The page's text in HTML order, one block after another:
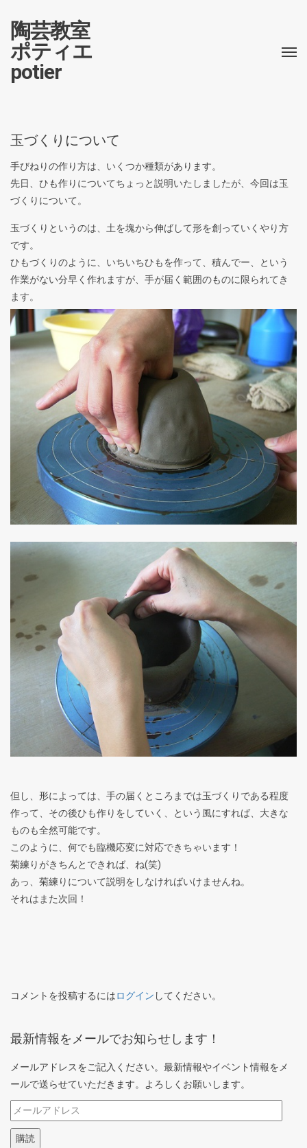
陶芸教室
ポティエ
potier
玉づくりについて
手びねりの作り方は、いくつか種類があります。
先日、ひも作りについてちょっと説明いたしましたが、今回は玉
づくりについて。
玉づくりというのは、土を塊から伸ばして形を創っていくやり方
です。
ひもづくりのように、いちいちひもを作って、積んでー、という
作業がない分早く作れますが、手が届く範囲のものに限られてき
ます。
但し、形によっては、手の届くところまでは玉づくりである程度
作って、その後ひも作りをしていく、という風にすれば、大きな
ものも全然可能です。
このように、何でも臨機応変に対応できちゃいます！
菊練りがきちんとできれば、ね(笑)
あっ、菊練りについて説明をしなければいけませんね。
それはまた次回！
コメントを投稿するにはログイン してください。
最新情報をメールでお知らせします！
メールアドレスをご記入ください。最新情報やイベント情報をメ
ールで送らせていただきます。よろしくお願いします。
メ
ー
ル購読